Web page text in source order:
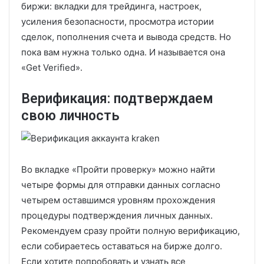
биржи: вкладки для трейдинга, настроек,
усиления безопасности, просмотра истории
сделок, пополнения счета и вывода средств. Но
пока вам нужна только одна. И называется она
«Get Verified».
Верификация: подтверждаем
свою личность
Во вкладке «Пройти проверку» можно найти
четыре формы для отправки данных согласно
четырем оставшимся уровням прохождения
процедуры подтверждения личных данных.
Рекомендуем сразу пройти полную верификацию,
если собираетесь оставаться на бирже долго.
Если хотите попробовать и узнать все